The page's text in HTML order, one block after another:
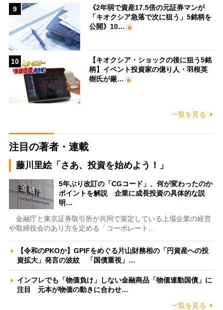
9
《2年弱で資産17.5倍の元証券マンが
「キオクシア急落で次に狙う」5銘柄を
公開》10…
10
【キオクシア・ショックの後に狙う5銘
柄】イベント投資家の億り人・羽根英
樹氏が厳…
一覧を見る
注目の著者・連載
藤川里絵「さあ、投資を始めよう！」
5年ぶり改訂の「CGコード」、何が変わったのか
ポイントを解説 企業に成長投資の具体的な説
明…
金融庁と東京証券取引所が共同で策定している上場企業の経営
や取締役会のあり方を定める「コーポレート…
【令和のPKOか】GPIFをめぐる片山財務相の「円資産への投
資拡大」発言の波紋 「国債重視」…
インフレでも「物価負け」しない金融商品「物価連動国債」に
注目 元本が物価の動きに合わせ…
一覧を見る